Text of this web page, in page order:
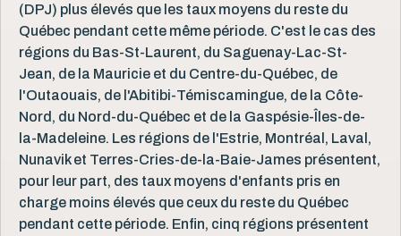
(DPJ) plus élevés que les taux moyens du reste du
Québec pendant cette même période. C'est le cas des
régions du Bas-St-Laurent, du Saguenay-Lac-St-
Jean, de la Mauricie et du Centre-du-Québec, de
l'Outaouais, de l'Abitibi-Témiscamingue, de la Côte-
Nord, du Nord-du-Québec et de la Gaspésie-Îles-de-
la-Madeleine. Les régions de l'Estrie, Montréal, Laval,
Nunavik et Terres-Cries-de-la-Baie-James présentent,
pour leur part, des taux moyens d'enfants pris en
charge moins élevés que ceux du reste du Québec
pendant cette période. Enfin, cinq régions présentent